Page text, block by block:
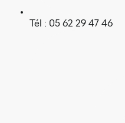
Tél : 05 62 29 47 46